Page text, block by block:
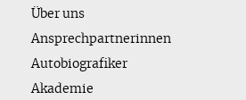
Über uns
Ansprechpartnerinnen
Autobiografiker
Akademie